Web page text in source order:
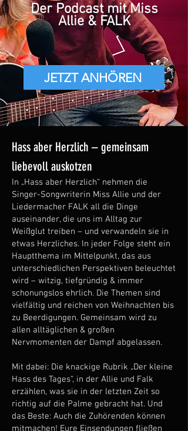
Der Podcast mit Miss
Allie & FALK
JETZT ANHÖREN
Hass aber Herzlich – gemeinsam
liebevoll auskotzen
In „Hass aber Herzlich“ nehmen die
Singer-Songwriterin Miss Allie und der
Liedermacher FALK all die Dinge
auseinander, die uns im Alltag zur
Weißglut treiben – und verwandeln sie in
etwas Herzliches. In jeder Folge steht ein
Hauptthema im Mittelpunkt, das aus
unterschiedlichen Perspektiven beleuchtet
wird – witzig, tiefgründig & immer
schonungslos ehrlich. Die Themen sind
vielfältig und reichen von Weihnachten bis
zu Beerdigungen. Gemeinsam wird zu
allen alltäglichen & großen
Nervmomenten der Dampf abgelassen.
Mit dabei: Die knackige Rubrik „Der kleine
Hass des Tages“, in der Allie und Falk
erzählen, was sie in der letzten Zeit so
richtig auf die Palme gebracht hat. Und
das Beste: Auch die Zuhörenden können
mitmachen! Eure Einsendungen fließen